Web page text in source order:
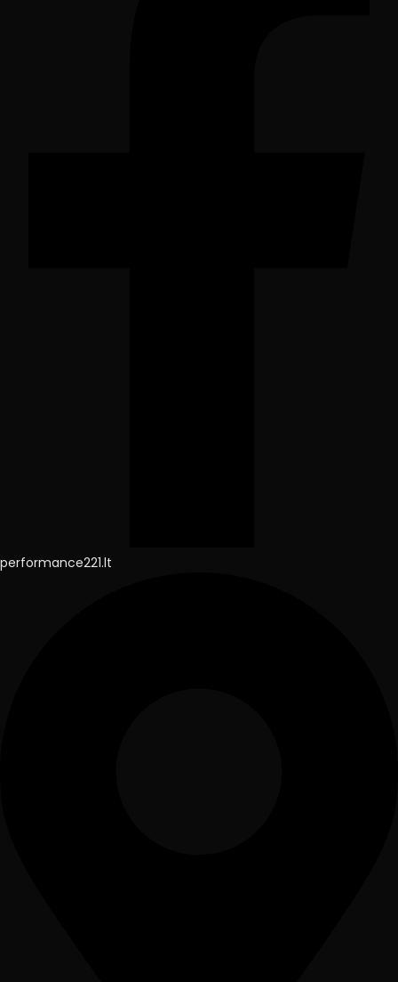
performance221.lt